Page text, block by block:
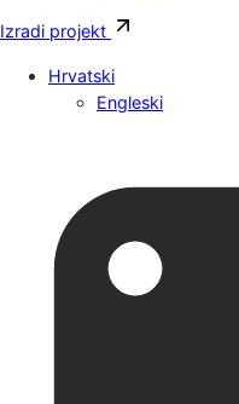
Izradi projekt
Hrvatski
Engleski